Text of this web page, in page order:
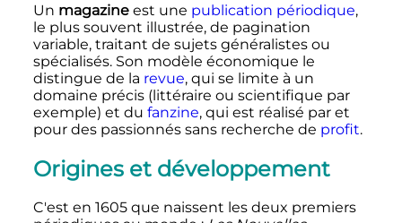
Un magazineest une publication périodique,
le plus souvent illustrée, de pagination
variable, traitant de sujets généralistes ou
spécialisés. Son modèle économique le
distingue de la revue, qui se limite à un
domaine précis (littéraire ou scientifique par
exemple) et du fanzine, qui est réalisé par et
pour des passionnés sans recherche de profit.
Origines et développement
C'est en 1605 que naissent les deux premiers